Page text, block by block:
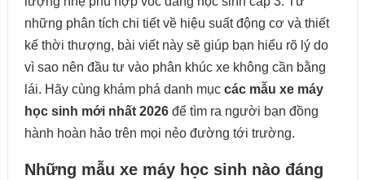
những phân tích chi tiết về hiệu suất động cơ và thiết
kế thời thượng, bài viết này sẽ giúp bạn hiểu rõ lý do
vì sao nên đầu tư vào phân khúc xe không cần bằng
lái. Hãy cùng khám phá danh mục các mẫu xe máy
học sinh mới nhất 2026để tìm ra người bạn đồng
hành hoàn hảo trên mọi nẻo đường tới trường.
Những mẫu xe máy học sinh nào đáng